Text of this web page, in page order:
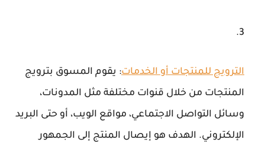
الترويج للمنتجات أو الخدمات: يقوم المسوق بترويج
المنتجات من خلال قنوات مختلفة مثل المدونات،
وسائل التواصل الاجتماعي، مواقع الويب، أو حتى البريد
الإلكتروني. الهدف هو إيصال المنتج إلى الجمهور